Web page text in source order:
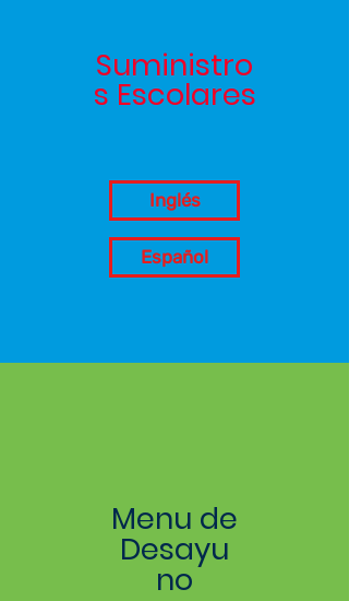
Suministro
s Escolares
Inglés
Español
Menu de
Desayu
no